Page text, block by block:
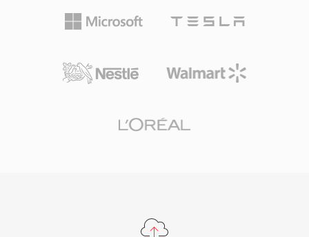
分发优势,数字版权管理(DRM)支持也使其受到当
时在线音乐商店的青睐。编解码由 Windows 原生
件。通过 FFmpeg 和 GStreamer 等库,跨平台支
体库中,不过更新的编解码器已在很大程度上取代